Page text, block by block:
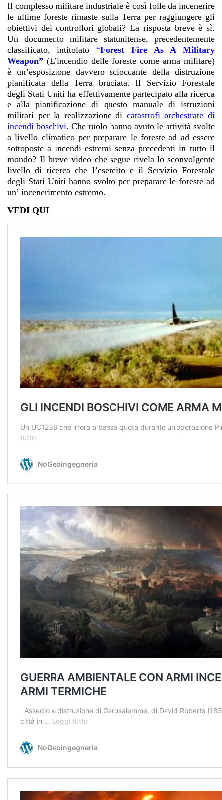
Il complesso militare industriale è così folle da incenerire
le ultime foreste rimaste sulla Terra per raggiungere gli
obiettivi dei controllori globali? La risposta breve è sì.
Un documento militare statunitense, precedentemente
classificato, intitolato “Forest Fire As A Military
Weapon” (L’incendio delle foreste come arma militare)
è un’esposizione davvero scioccante della distruzione
pianificata della Terra bruciata. Il Servizio Forestale
degli Stati Uniti ha effettivamente partecipato alla ricerca
e alla pianificazione di questo manuale di istruzioni
militari per la realizzazione di catastrofi orchestrate di
incendi boschivi. Che ruolo hanno avuto le attività svolte
a livello climatico per preparare le foreste ad ad essere
sottoposte a incendi estremi senza precedenti in tutto il
mondo? Il breve video che segue rivela lo sconvolgente
livello di ricerca che l’esercito e il Servizio Forestale
degli Stati Uniti hanno svolto per preparare le foreste ad
un’ incenerimento estremo.
VEDI QUI